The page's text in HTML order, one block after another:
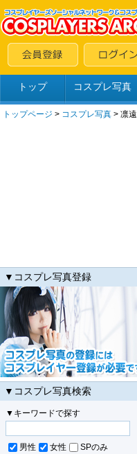
トップ コスプレ写真
トップページ > コスプレ写真 > 凛遠
▼コスプレ写真登録
▼コスプレ写真検索
▼キーワードで探す
男性 女性
SPのみ